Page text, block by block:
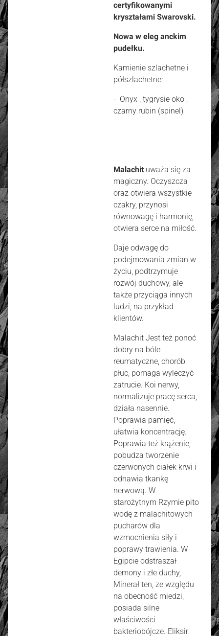
certyfikowanymi
kryształami Swarovski.
Nowa w eleg anckim
pudełku.
Kamienie szlachetne i
półszlachetne:
- Onyx , tygrysie oko ,
czarny rubin (spinel)
Malachit uważa się za
magiczny. Oczyszcza
oraz otwiera wszystkie
czakry, przynosi
równowagę i harmonię,
otwiera serce na miłość.
Daje odwagę do
podejmowania zmian w
życiu, podtrzymuje
rozwój duchowy, ale
także przyciąga innych
ludzi, na przykład
klientów.
Malachit Jest też ponoć
dobry na bóle
reumatyczne, chorób
płuc, pomaga wyleczyć
zatrucie. Koi nerwy,
normalizuje pracę serca,
działa nasennie.
Poprawia pamięć,
ułatwia koncentrację.
Poprawia też krążenie,
pobudza tworzenie
czerwonych ciałek krwi i
odnawia tkankę
nerwową. W
starożytnym Rzymie pito
wodę z malachitowych
pucharów dla
wzmocnienia siły i
poprawy trawienia. W
Egipcie odstraszał
demony i złe duchy,
Minerał ten, ze względu
na obecność miedzi,
posiada silne
właściwości
bakteriobójcze. Eliksir